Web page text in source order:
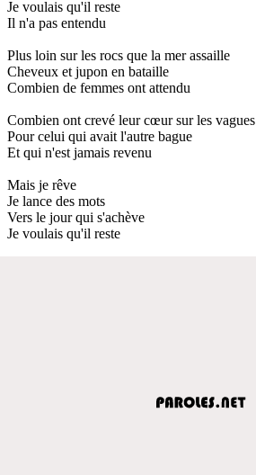
Je voulais qu'il reste
Il n'a pas entendu
Plus loin sur les rocs que la mer assaille
Cheveux et jupon en bataille
Combien de femmes ont attendu
Combien ont crevé leur cœur sur les vagues
Pour celui qui avait l'autre bague
Et qui n'est jamais revenu
Mais je rêve
Je lance des mots
Vers le jour qui s'achève
Je voulais qu'il reste